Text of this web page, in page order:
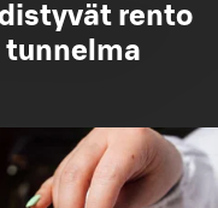
rento
tunnelma